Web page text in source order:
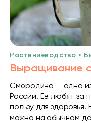
Растениеводство •
Выращивание
Смородина — одна
России. Ее любят за
пользу для
можно на обычном